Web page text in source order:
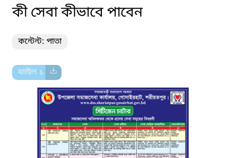
কী সেবা কীভাবে পাবেন
কন্টেন্ট: পাতা
ফাইল ১